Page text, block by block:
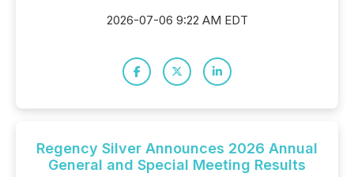
2026-07-06 9:22 AM EDT
Regency Silver Announces 2026 Annual
General and Special Meeting Results